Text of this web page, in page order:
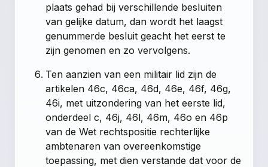
plaats gehad bij verschillende besluiten
van gelijke datum, dan wordt het laagst
genummerde besluit geacht het eerst te
zijn genomen en zo vervolgens.
Ten aanzien van een militair lid zijn de
artikelen 46c, 46ca, 46d, 46e, 46f, 46g,
46i, met uitzondering van het eerste lid,
onderdeel c, 46j, 46l, 46m, 46o en 46p
van de Wet rechtspositie rechterlijke
ambtenaren van overeenkomstige
toepassing, met dien verstande dat voor de